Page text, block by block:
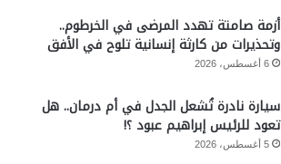
أزمة صامتة تهدد المرضى في الخرطوم..
وتحذيرات من كارثة إنسانية تلوح في الأفق
6 أغسطس، 2026
سيارة نادرة تُشعل الجدل في أم درمان.. هل
تعود للرئيس إبراهيم عبود ؟!
5 أغسطس، 2026